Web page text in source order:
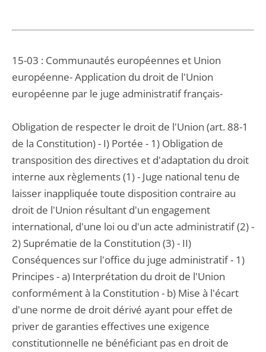
15-03 : Communautés européennes et Union
européenne- Application du droit de l'Union
européenne par le juge administratif français-
Obligation de respecter le droit de l'Union (art. 88-1
de la Constitution) - I) Portée - 1) Obligation de
transposition des directives et d'adaptation du droit
interne aux règlements (1) - Juge national tenu de
laisser inappliquée toute disposition contraire au
droit de l'Union résultant d'un engagement
international, d'une loi ou d'un acte administratif (2) -
2) Suprématie de la Constitution (3) - II)
Conséquences sur l'office du juge administratif - 1)
Principes - a) Interprétation du droit de l'Union
conformément à la Constitution - b) Mise à l'écart
d'une norme de droit dérivé ayant pour effet de
priver de garanties effectives une exigence
constitutionnelle ne bénéficiant pas en droit de